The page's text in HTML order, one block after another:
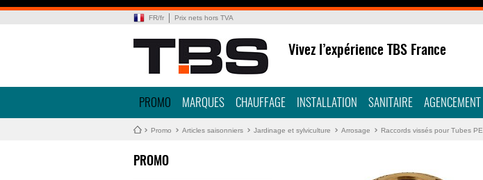
FR/fr Prix nets hors TVA
Vivez l’expérience TBS France
PROMO MARQUES CHAUFFAGE INSTALLATION SANITAIRE AGENCEMENT
Promo Articles saisonniers Jardinage et sylviculture Arrosage Raccords vissés pour Tubes PE
PROMO